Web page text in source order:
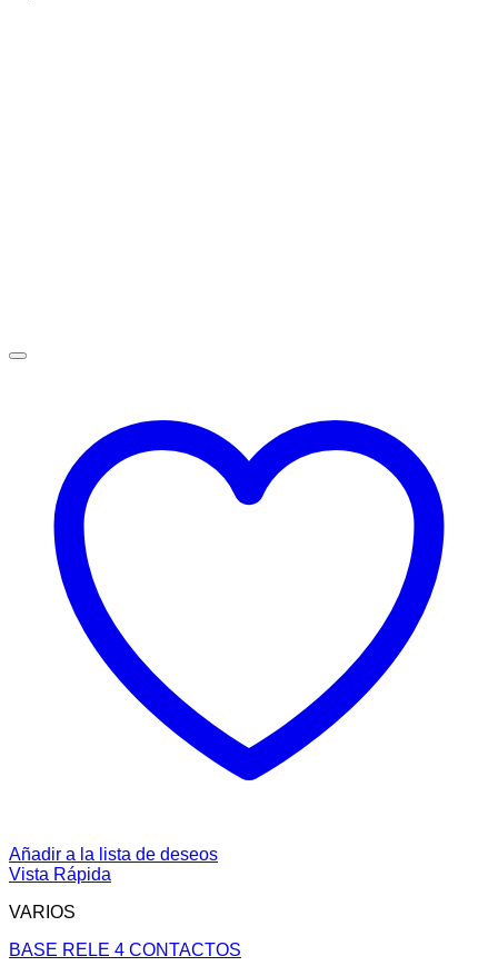
Añadir a la lista de deseos
Vista Rápida
VARIOS
BASE RELE 4 CONTACTOS